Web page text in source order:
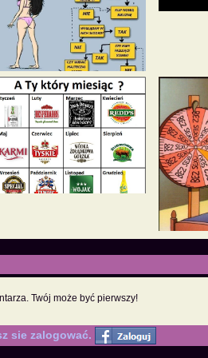
Twój może być pierwszy!
sie zalogować.